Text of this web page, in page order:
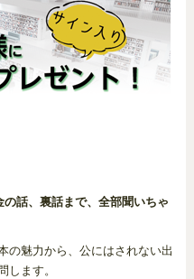
話、裏話まで、全部聞いちゃ
の魅力から、公にはされない出
します。